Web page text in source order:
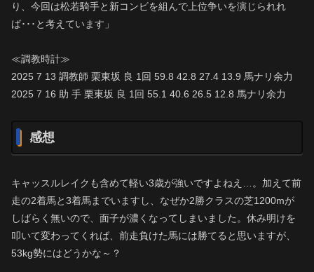
り、今回は松若騎手と新コンビを組んで上位争いを演じられれ
ば･･･と考えています」
≪調教時計≫
2025 7 13 調教師 栗東坂 良 1回 59.8 42.8 27.4 13.9 馬ナリ余力
2025 7 16 助 手 栗東坂 良 1回 55.1 40.6 26.5 12.8 馬ナリ余力
感想
キャッスルレイクも含めて軽い3歳が強いですよねえ…。加えて前
走の2着馬と3着馬までいますし、なぜか2勝クラスの芝1200mが
しばらく無いので、面子が濃くなってしまいました。休み明けを
叩いて変わってくれば、前走負けた馬には勝てると思いますが、
53kg勢にはどうかな～？